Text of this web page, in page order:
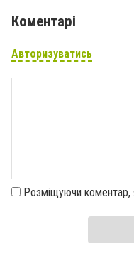
Коментарі
Авторизуватись
Розміщуючи